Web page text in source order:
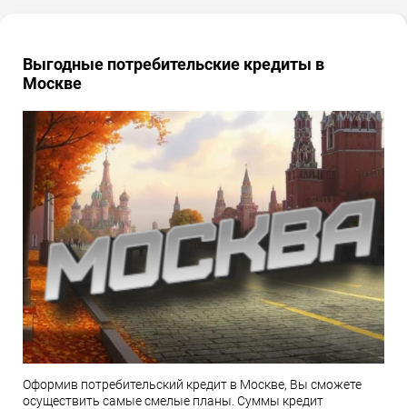
Выгодные потребительские кредиты в
Москве
Оформив потребительский кредит в Москве, Вы сможете
осуществить самые смелые планы. Суммы кредит